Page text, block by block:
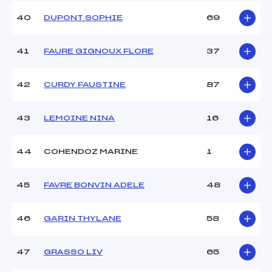
40 DUPONT SOPHIE 69
41 FAURE GIGNOUX FLORE 37
42 CURDY FAUSTINE 87
43 LEMOINE NINA 16
44 COHENDOZ MARINE 1
45 FAVRE BONVIN ADELE 48
46 GARIN THYLANE 58
47 GRASSO LIV 65